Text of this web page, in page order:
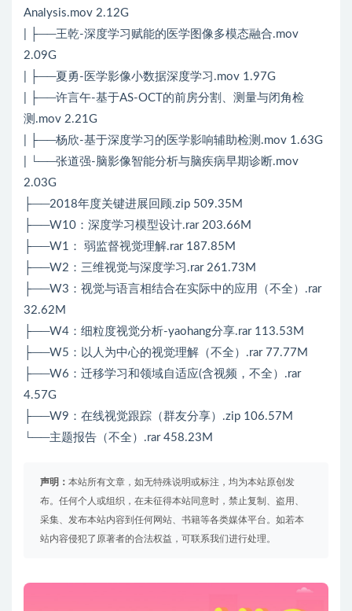
Analysis.mov 2.12G
| ├──王乾-深度学习赋能的医学图像多模态融合.mov
2.09G
| ├──夏勇-医学影像小数据深度学习.mov 1.97G
| ├──许言午-基于AS-OCT的前房分割、测量与闭角检
测.mov 2.21G
| ├──杨欣-基于深度学习的医学影响辅助检测.mov 1.63G
| └──张道强-脑影像智能分析与脑疾病早期诊断.mov
2.03G
├──2018年度关键进展回顾.zip 509.35M
├──W10：深度学习模型设计.rar 203.66M
├──W1： 弱监督视觉理解.rar 187.85M
├──W2：三维视觉与深度学习.rar 261.73M
├──W3：视觉与语言相结合在实际中的应用（不全）.rar
32.62M
├──W4：细粒度视觉分析-yaohang分享.rar 113.53M
├──W5：以人为中心的视觉理解（不全）.rar 77.77M
├──W6：迁移学习和领域自适应(含视频，不全）.rar
4.57G
├──W9：在线视觉跟踪（群友分享）.zip 106.57M
└──主题报告（不全）.rar 458.23M
声明： 本站所有文章，如无特殊说明或标注，均为本站原创发
布。任何个人或组织，在未征得本站同意时，禁止复制、盗用、
采集、发布本站内容到任何网站、书籍等各类媒体平台。如若本
站内容侵犯了原著者的合法权益，可联系我们进行处理。